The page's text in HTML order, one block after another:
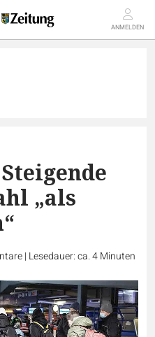
ANMELDEN
„als
| Lesedauer: ca. 4 Minuten